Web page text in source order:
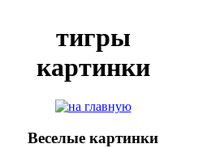
тигры
картинки
Веселые картинки